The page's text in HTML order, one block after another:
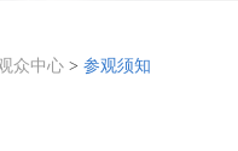
众中心 > 参观须知